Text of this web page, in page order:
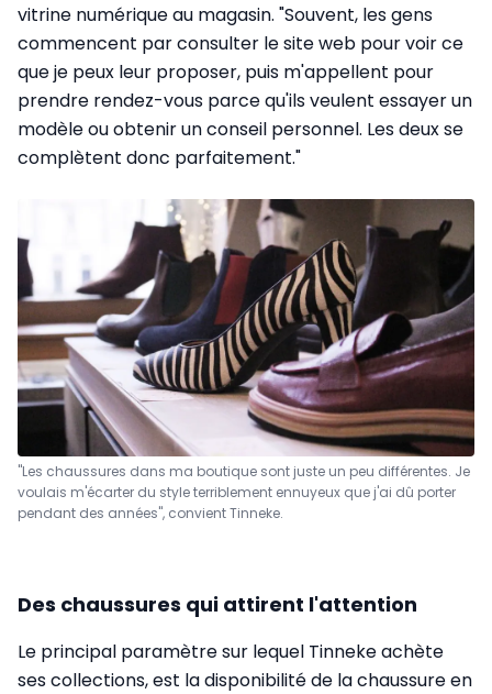
vitrine numérique au magasin. "Souvent, les gens
commencent par consulter le site web pour voir ce
que je peux leur proposer, puis m'appellent pour
prendre rendez-vous parce qu'ils veulent essayer un
modèle ou obtenir un conseil personnel. Les deux se
complètent donc parfaitement."
"Les chaussures dans ma boutique sont juste un peu différentes. Je
voulais m'écarter du style terriblement ennuyeux que j'ai dû porter
pendant des années", convient Tinneke.
Des chaussures qui attirent l'attention
Le principal paramètre sur lequel Tinneke achète
ses collections, est la disponibilité de la chaussure en